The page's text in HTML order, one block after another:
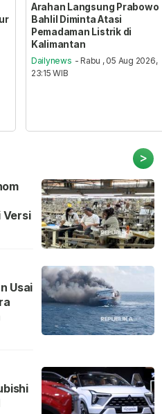
Arahan Langsung Prabowo
Bahlil Diminta Atasi
Pemadaman Listrik di
Kalimantan
Dailynews - Rabu , 05 Aug 2026,
23:15 WIB
>
Versi
Usai